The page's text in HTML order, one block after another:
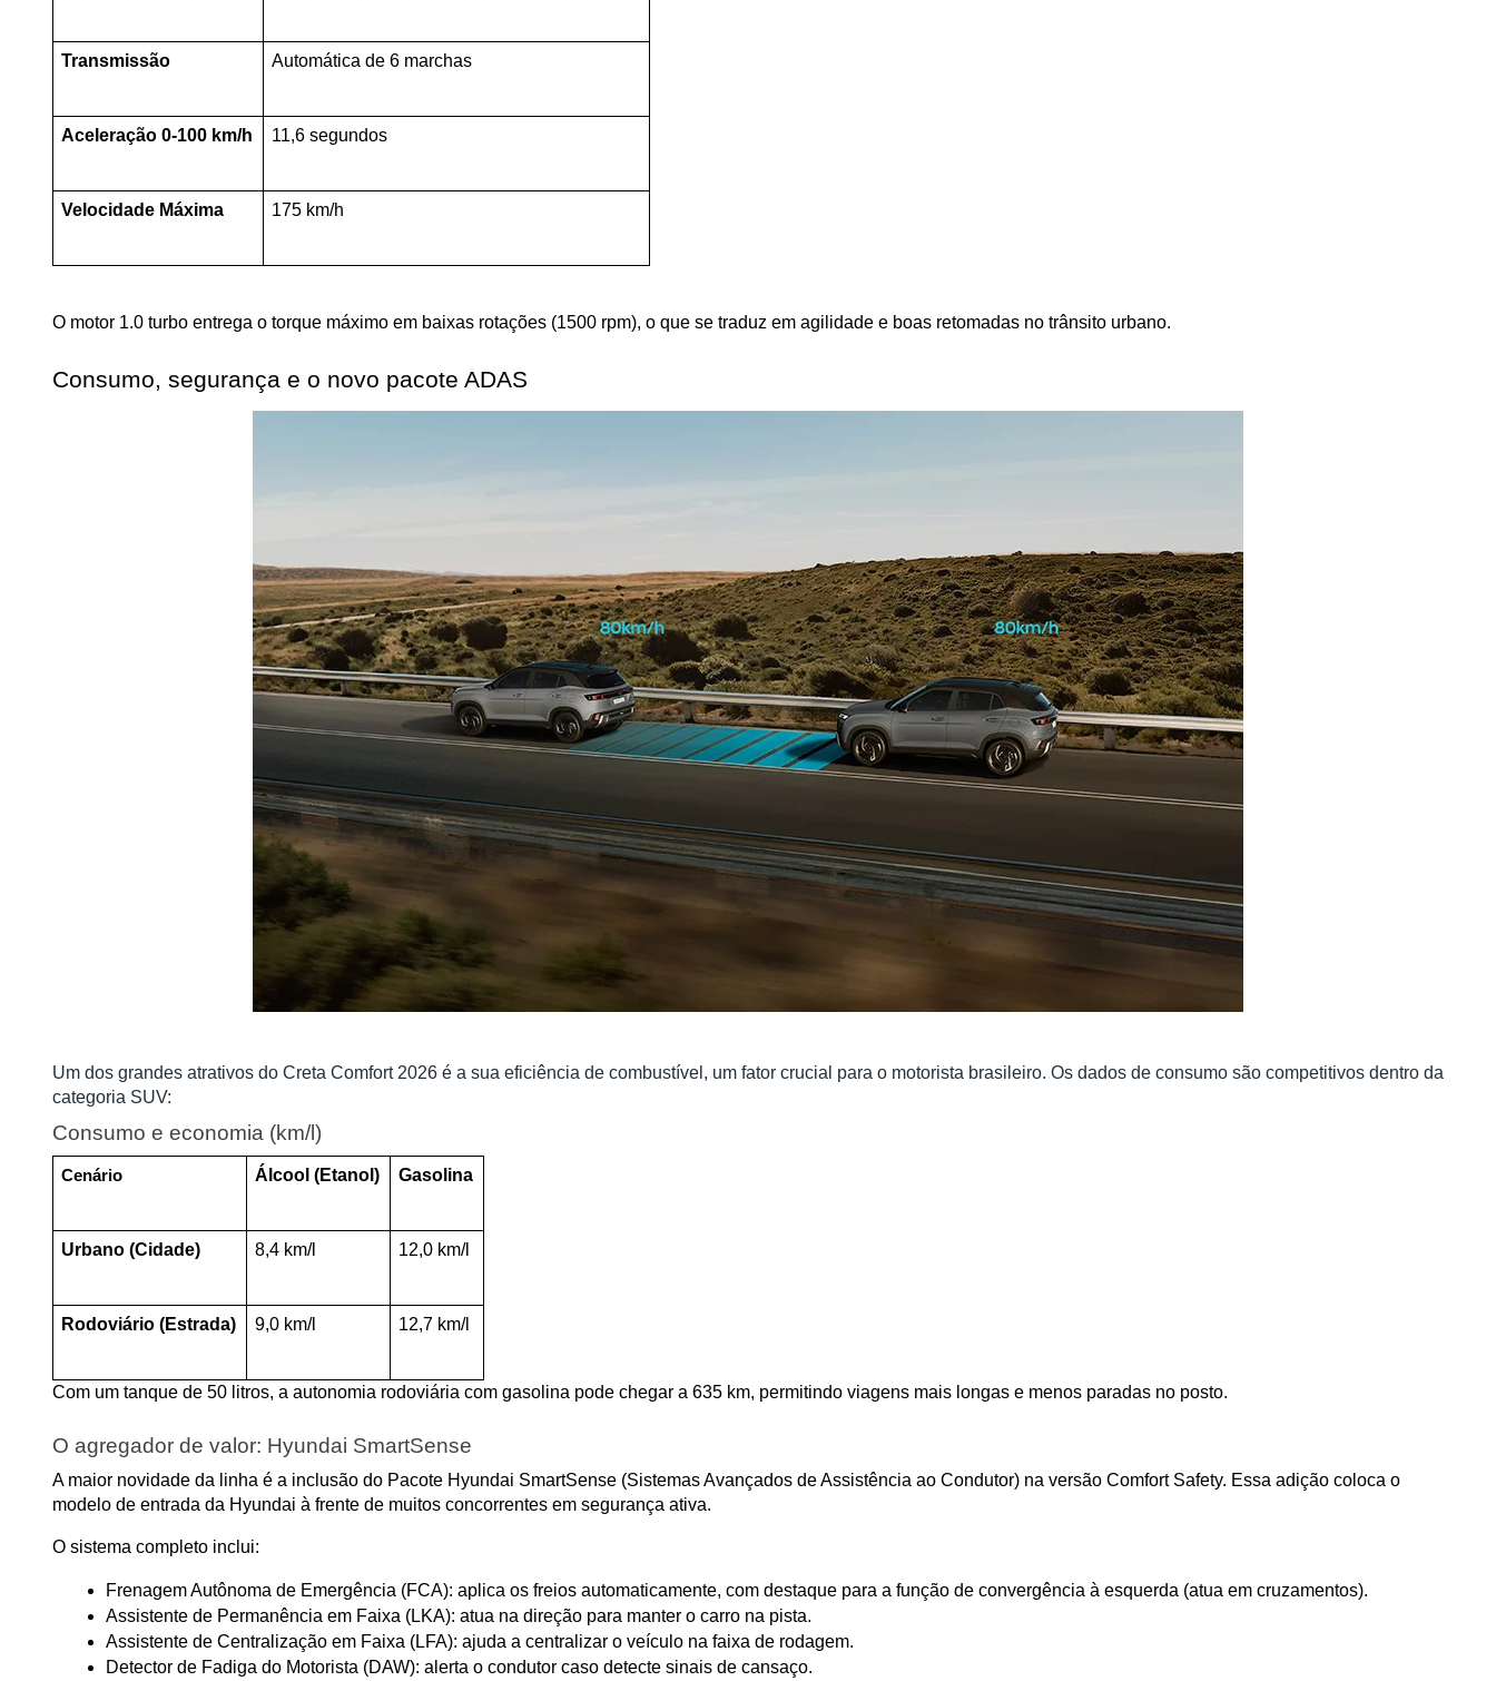
Transmissão Automática de 6 marchas
Aceleração 0-100 km/h 11,6 segundos
Velocidade Máxima 175 km/h
O motor 1.0 turbo entrega o torque máximo em baixas rotações (1500 rpm), o que se traduz em agilidade e boas retomadas no trânsito urbano.
Consumo, segurança e o novo pacote ADAS
Um dos grandes atrativos do Creta Comfort 2026 é a sua eficiência de combustível, um fator crucial para o motorista brasileiro. Os dados de consumo são competitivos dentro da
categoria SUV:
Consumo e economia (km/l)
Cenário Álcool (Etanol) Gasolina
Urbano (Cidade) 8,4 km/l 12,0 km/l
Rodoviário (Estrada) 9,0 km/l 12,7 km/l
Com um tanque de 50 litros, a autonomia rodoviária com gasolina pode chegar a 635 km, permitindo viagens mais longas e menos paradas no posto.
O agregador de valor: Hyundai SmartSense
A maior novidade da linha é a inclusão do Pacote Hyundai SmartSense (Sistemas Avançados de Assistência ao Condutor) na versão Comfort Safety. Essa adição coloca o
modelo de entrada da Hyundai à frente de muitos concorrentes em segurança ativa.
O sistema completo inclui:
Frenagem Autônoma de Emergência (FCA): aplica os freios automaticamente, com destaque para a função de convergência à esquerda (atua em cruzamentos).
Assistente de Permanência em Faixa (LKA): atua na direção para manter o carro na pista.
Assistente de Centralização em Faixa (LFA): ajuda a centralizar o veículo na faixa de rodagem.
Detector de Fadiga do Motorista (DAW): alerta o condutor caso detecte sinais de cansaço.